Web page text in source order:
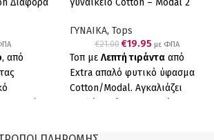
Διάφορα
, από
(μπλε
Up to€1.05
γυναικείο Cotton – Modal 2
ΓΥΝΑΙΚΑ, Tops
€21.00 €19.95 με ΦΠΑ
Τοπ με Λεπτή τιράντα από
Extra απαλό φυτικό ύφασμα
Cotton/Modal. Αγκαλιάζει
καθημερινή χρήση και στα